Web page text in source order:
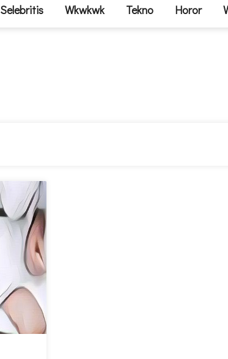
Selebritis Wkwkwk Tekno Horor